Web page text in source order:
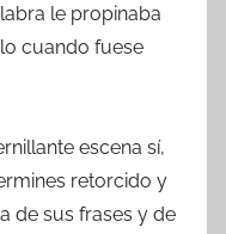
le propinaba
cuando fuese
escena sí,
retorcido y
de sus frases y de